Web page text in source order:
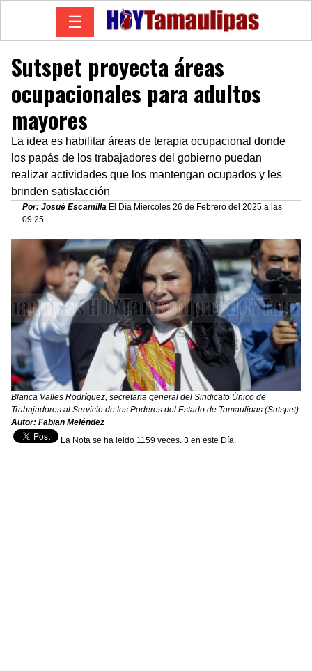
☰
Sutspet proyecta áreas
ocupacionales para adultos
mayores
La idea es habilitar áreas de terapia ocupacional donde
los papás de los trabajadores del gobierno puedan
realizar actividades que los mantengan ocupados y les
brinden satisfacción
Por: Josué Escamilla El Día Miercoles 26 de Febrero del 2025 a las
09:25
Blanca Valles Rodríguez, secretaria general del Sindicato Único de
Trabajadores al Servicio de los Poderes del Estado de Tamaulipas (Sutspet)
Autor: Fabian Meléndez
La Nota se ha leido 1159 veces. 3 en este Día.